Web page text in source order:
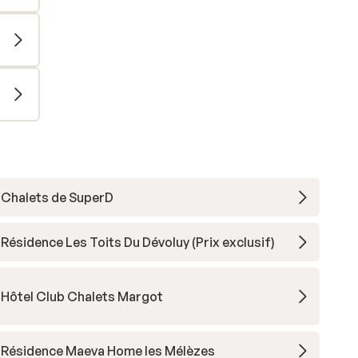
Chalets de SuperD
Résidence Les Toits Du Dévoluy (Prix exclusif)
Hôtel Club Chalets Margot
Résidence Maeva Home les Mélèzes